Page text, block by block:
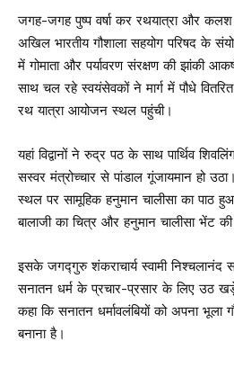
जगह-जगह पुष्प वर्षा कर रथयात्रा और कलश
अखिल भारतीय गौशाला सहयोग परिषद के
में गोमाता और पर्यावरण संरक्षण की झांकी
साथ चल रहे स्वयंसेवकों ने मार्ग में पौधे वितरित
रथ यात्रा आयोजन स्थल पहुंची।
यहां विद्वानों ने रुद्र पठ के साथ पार्थिव
सस्वर मंत्रोच्चार से पांडाल गूंजायमान हो
स्थल पर सामूहिक हनुमान चालीसा का पाठ
बालाजी का चित्र और हनुमान चालीसा भेंट
इसके जगद्गुरु शंकराचार्य स्वामी निश्चलानंद
सनातन धर्म के प्रचार-प्रसार के लिए उठ
कहा कि सनातन धर्मावलंबियों को अपना भूला
बनाना है।